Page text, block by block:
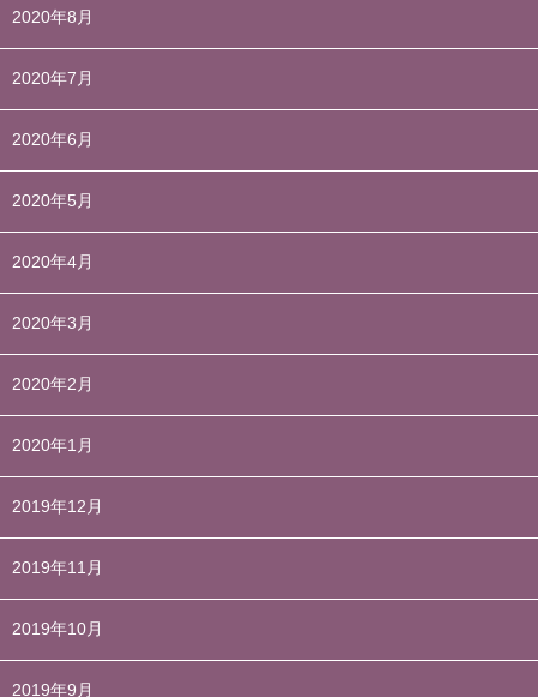
2020年8月
2020年7月
2020年6月
2020年5月
2020年4月
2020年3月
2020年2月
2020年1月
2019年12月
2019年11月
2019年10月
2019年9月